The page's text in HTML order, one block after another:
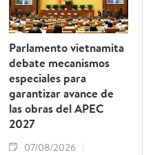
Parlamento vietnamita
debate mecanismos
especiales para
garantizar avance de
las obras del APEC
2027
07/08/2026